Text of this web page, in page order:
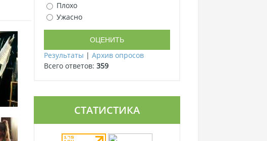
Плохо
Ужасно
Результаты | Архив опросов
Всего ответов: 359
СТАТИСТИКА